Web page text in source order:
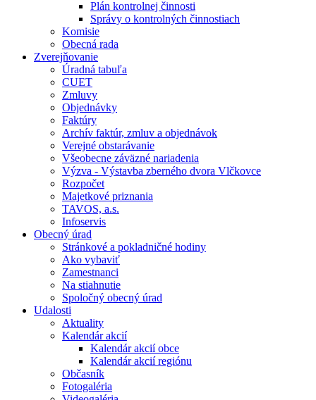
Plán kontrolnej činnosti
Správy o kontrolných činnostiach
Komisie
Obecná rada
Zverejňovanie
Úradná tabuľa
CUET
Zmluvy
Objednávky
Faktúry
Archív faktúr, zmluv a objednávok
Verejné obstarávanie
Všeobecne záväzné nariadenia
Výzva - Výstavba zberného dvora Vlčkovce
Rozpočet
Majetkové priznania
TAVOS, a.s.
Infoservis
Obecný úrad
Stránkové a pokladničné hodiny
Ako vybaviť
Zamestnanci
Na stiahnutie
Spoločný obecný úrad
Udalosti
Aktuality
Kalendár akcií
Kalendár akcií obce
Kalendár akcií regiónu
Občasník
Fotogaléria